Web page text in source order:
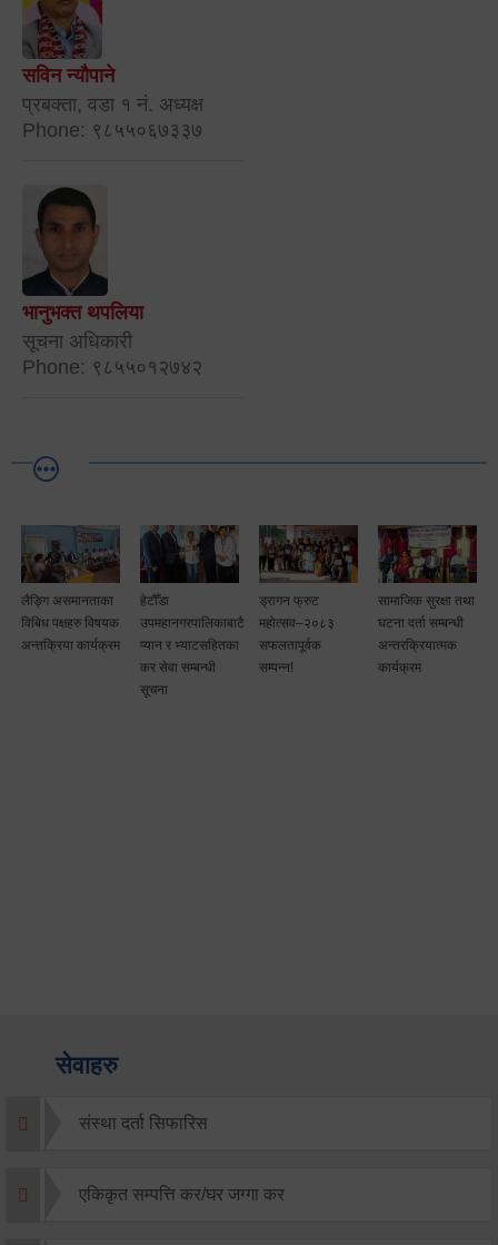
सविन न्यौपाने
प्रबक्ता, वडा १ नं. अध्यक्ष
Phone: ९८५५०६७३३७
भानुभक्त थपलिया
सूचना अधिकारी
Phone: ९८५५०१२७४२
लैङ्गि असमानताका
विबिध पक्षहरु विषयक
अन्तक्रिया कार्यक्रम
हेटौँडा
उपमहानगरपालिकाबाटै
प्यान र भ्याटसहितका
कर सेवा सम्बन्धी
सूचना
ड्रागन फ्रुट
महोत्सव–२०८३
सफलतापूर्वक
सम्पन्न!
सामाजिक सुरक्षा तथा
घटना दर्ता सम्बन्धी
अन्तरक्रियात्मक
कार्यक्रम
सेवाहरु
संस्था दर्ता सिफारिस
एकिकृत सम्पत्ति कर/घर जग्गा कर